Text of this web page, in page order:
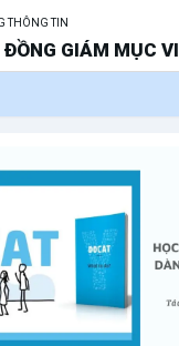
THÔNG TIN
ĐỒNG GIÁM MỤC